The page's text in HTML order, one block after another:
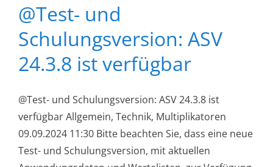
@Test- und
Schulungsversion: ASV
24.3.8 ist verfügbar
@Test- und Schulungsversion: ASV 24.3.8 ist
verfügbar Allgemein, Technik, Multiplikatoren
09.09.2024 11:30 Bitte beachten Sie, dass eine neue
Test- und Schulungsversion, mit aktuellen